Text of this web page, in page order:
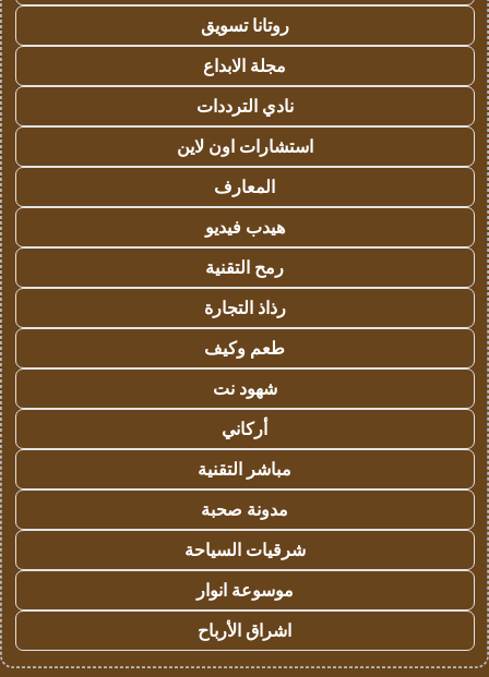
روتانا تسويق
مجلة الابداع
نادي الترددات
استشارات اون لاين
المعارف
هيدب فيديو
رمح التقنية
رذاذ التجارة
طعم وكيف
شهود نت
أركاني
مباشر التقنية
مدونة صحبة
شرقيات السياحة
موسوعة انوار
اشراق الأرباح